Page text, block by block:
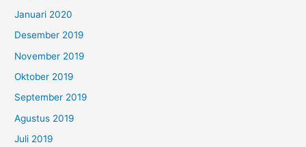
Januari 2020
Desember 2019
November 2019
Oktober 2019
September 2019
Agustus 2019
Juli 2019